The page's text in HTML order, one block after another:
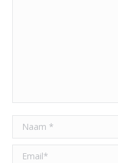
Naam *
Email *